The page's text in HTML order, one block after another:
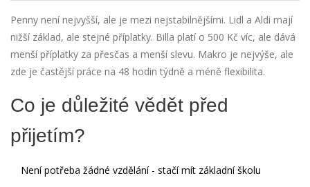
Penny není nejvyšší, ale je mezi nejstabilnějšími. Lidl a Aldi mají
nižší základ, ale stejné příplatky. Billa platí o 500 Kč víc, ale dává
menší příplatky za přesčas a menší slevu. Makro je nejvýše, ale
zde je častější práce na 48 hodin týdně a méně flexibilita.
Co je důležité vědět před
přijetím?
Není potřeba žádné vzdělání - stačí mít základní školu